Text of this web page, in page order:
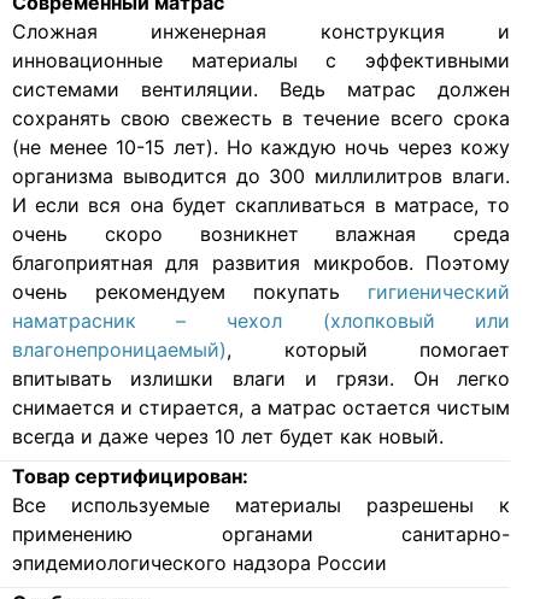
Cложная инженерная конструкция и
инновационные материалы с эффективными
системами вентиляции. Ведь матрас должен
сохранять свою свежесть в течение всего срока
(не менее 10-15 лет). Но каждую ночь через кожу
организма выводится до 300 миллилитров влаги.
И если вся она будет скапливаться в матрасе, то
очень скоро возникнет влажная среда
благоприятная для развития микробов. Поэтому
очень рекомендуем покупать гигиенический
наматрасник – чехол (хлопковый или
влагонепроницаемый), который помогает
впитывать излишки влаги и грязи. Он легко
снимается и стирается, а матрас остается чистым
всегда и даже через 10 лет будет как новый.
Товар сертифицирован:
Все используемые материалы разрешены к
применению органами санитарно-
эпидемиологического надзора России